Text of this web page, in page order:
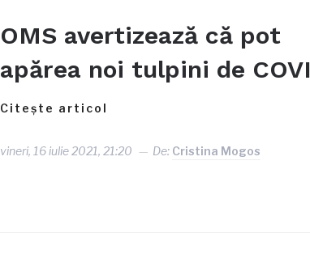
OMS avertizează că pot
apărea noi tulpini de
Citește articol
vineri, 16 iulie 2021, 21:20 De: Cristina Mogos